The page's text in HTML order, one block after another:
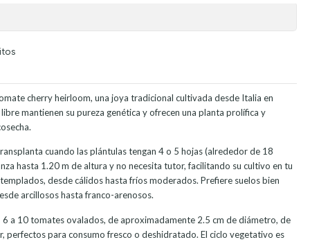
cherry heirloom, una joya tradicional cultivada desde Italia en
mantienen su pureza genética y ofrecen una planta prolífica y
cuando las plántulas tengan 4 o 5 hojas (alrededor de 18
hasta 1.20 m de altura y no necesita tutor, facilitando su cultivo en tu
desde cálidos hasta fríos moderados. Prefiere suelos bien
arcillosos hasta franco-arenosos.
a 10 tomates ovalados, de aproximadamente 2.5 cm de diámetro, de
perfectos para consumo fresco o deshidratado. El ciclo vegetativo es